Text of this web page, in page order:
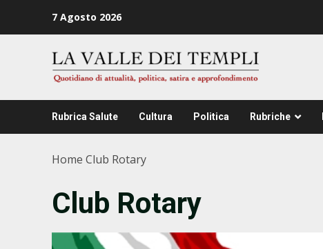
7 Agosto 2026
Rubrica Salute Cultura Politica Rubriche
Home Club Rotary
Club Rotary